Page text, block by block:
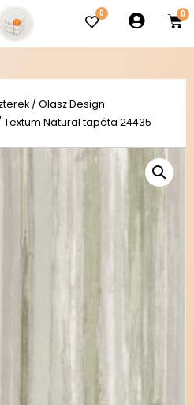
0
/ Olasz Design
Textum Natural tapéta 24435